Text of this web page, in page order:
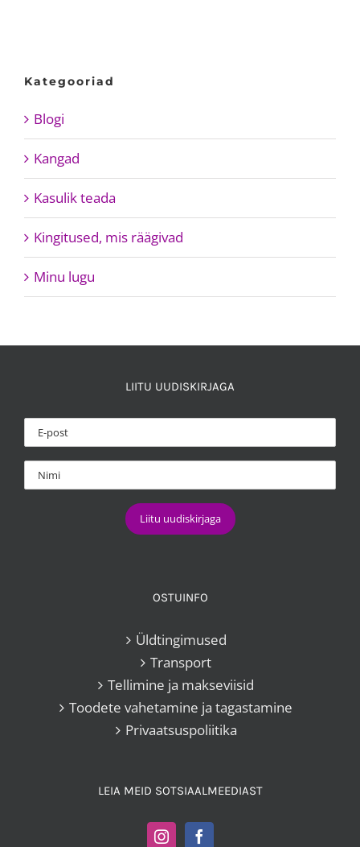
Blogi
Kangad
Kasulik teada
Minu lugu
Transport
Tellimine ja makseviisid
Toodete vahetamine ja tagastamine
Privaatsuspoliitika